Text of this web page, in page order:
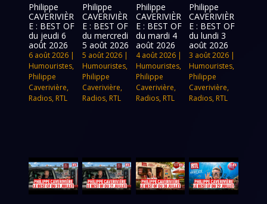
Philippe
CAVERIVIÈR
E : BEST OF
du jeudi 6
août 2026
6 août 2026 |
Humouristes,
Philippe
Caverivière,
Radios, RTL
Philippe
CAVERIVIÈR
E : BEST OF
du mercredi
5 août 2026
5 août 2026|
Humouristes,
Philippe
Caverivière,
Radios, RTL
Philippe
CAVERIVIÈR
E : BEST OF
du mardi 4
août 2026
4 août 2026|
Humouristes,
Philippe
Caverivière,
Radios, RTL
Philippe
CAVERIVIÈR
E : BEST OF
du lundi 3
août 2026
3 août 2026 |
Humouristes,
Philippe
Caverivière,
Radios, RTL